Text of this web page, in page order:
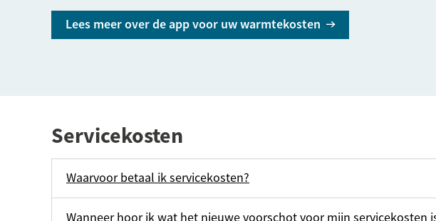
Lees meer over de app voor uw warmtekosten
Servicekosten
Waarvoor betaal ik servicekosten?
Wanneer hoor ik wat het nieuwe voorschot voor mijn servicekosten